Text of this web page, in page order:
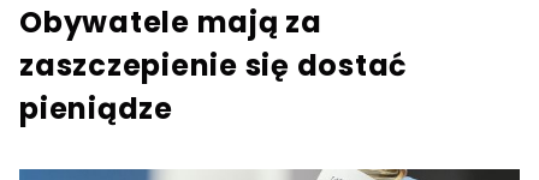
Obywatele mają za
zaszczepienie się dostać
pieniądze